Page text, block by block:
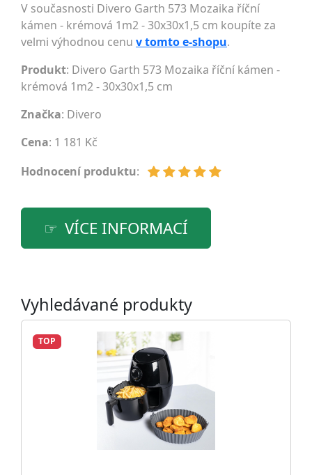
V současnosti Divero Garth 573 Mozaika říční
kámen - krémová 1m2 - 30x30x1,5 cm koupíte za
velmi výhodnou cenu v tomto e-shopu.
Produkt: Divero Garth 573 Mozaika říční kámen -
krémová 1m2 - 30x30x1,5 cm
Značka: Divero
Cena: 1 181 Kč
Hodnocení produktu:
VÍCE INFORMACÍ
Vyhledávané produkty
TOP